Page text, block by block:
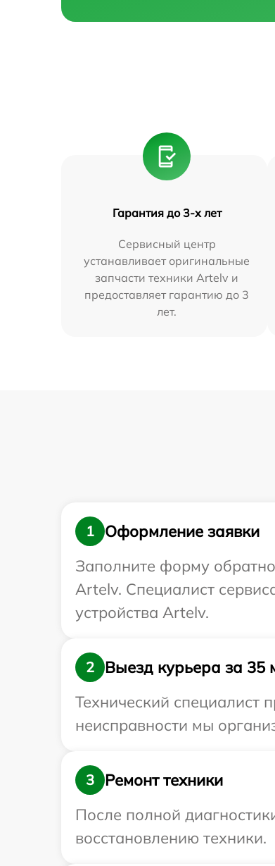
Гарантия до 3-х лет
Сервисный центр
устанавливает оригинальные
запчасти техники Artelv и
предоставляет гарантию до 3
лет.
1
Оформление заявки
Заполните форму
Artelv. Специалист
устройства Artelv.
2
Выезд курьера за 35
Технический специалист
неисправности мы
3
Ремонт техники
После полной
восстановлению техники.